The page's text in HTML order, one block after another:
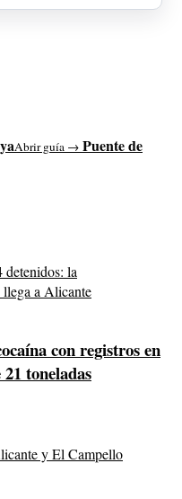
Abrir guía → Puente de
con registros en
toneladas